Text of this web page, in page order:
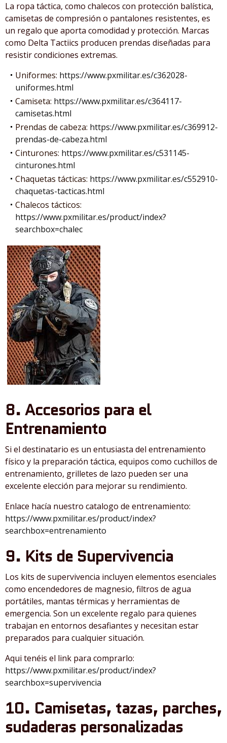
La ropa táctica, como chalecos con protección balística,
camisetas de compresión o pantalones resistentes, es
un regalo que aporta comodidad y protección. Marcas
como Delta Tactiics producen prendas diseñadas para
resistir condiciones extremas.
Uniformes: https://www.pxmilitar.es/c362028-
uniformes.html
Camiseta: https://www.pxmilitar.es/c364117-
camisetas.html
Prendas de cabeza: https://www.pxmilitar.es/c369912-
prendas-de-cabeza.html
Cinturones: https://www.pxmilitar.es/c531145-
cinturones.html
Chaquetas tácticas: https://www.pxmilitar.es/c552910-
chaquetas-tacticas.html
Chalecos tácticos:
https://www.pxmilitar.es/product/index?
searchbox=chalec
8. Accesorios para el
Entrenamiento
Si el destinatario es un entusiasta del entrenamiento
físico y la preparación táctica, equipos como cuchillos de
entrenamiento, grilletes de lazo pueden ser una
excelente elección para mejorar su rendimiento.
Enlace hacía nuestro catalogo de entrenamiento:
https://www.pxmilitar.es/product/index?
searchbox=entrenamiento
9. Kits de Supervivencia
Los kits de supervivencia incluyen elementos esenciales
como encendedores de magnesio, filtros de agua
portátiles, mantas térmicas y herramientas de
emergencia. Son un excelente regalo para quienes
trabajan en entornos desafiantes y necesitan estar
preparados para cualquier situación.
Aqui tenéis el link para comprarlo:
https://www.pxmilitar.es/product/index?
searchbox=supervivencia
10. Camisetas, tazas, parches,
sudaderas personalizadas